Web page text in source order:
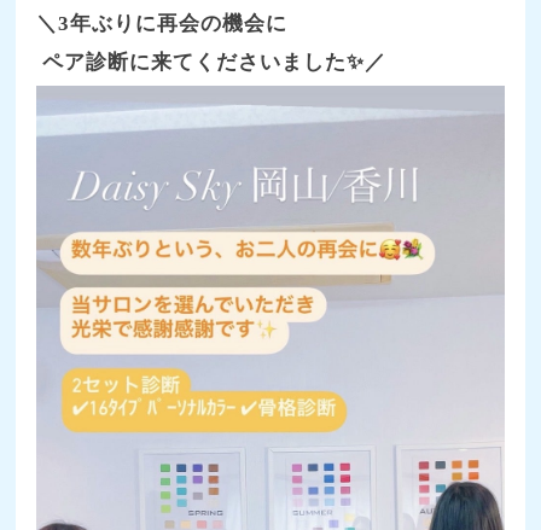
＼3年ぶりに再会の機会に
ペア診断に来てくださいました✨／